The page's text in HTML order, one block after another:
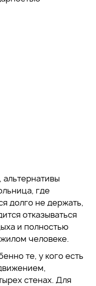
где
долго не держать,
отказываться
и полностью
человеке.
те, у кого есть
стенах. Для